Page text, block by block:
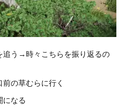
追う→時々こちらを振り返るの
の草むらに行く
なる